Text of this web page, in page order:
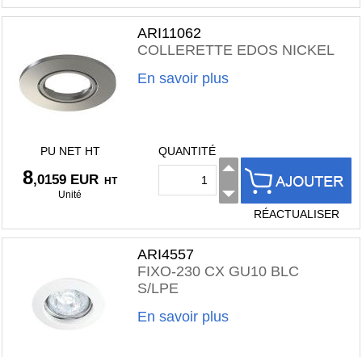
ARI11062
COLLERETTE EDOS NICKEL
En savoir plus
PU NET HT
8,0159 EUR
HT
Unité
QUANTITÉ
RÉACTUALISER
ARI4557
FIXO-230 CX GU10 BLC
S/LPE
En savoir plus